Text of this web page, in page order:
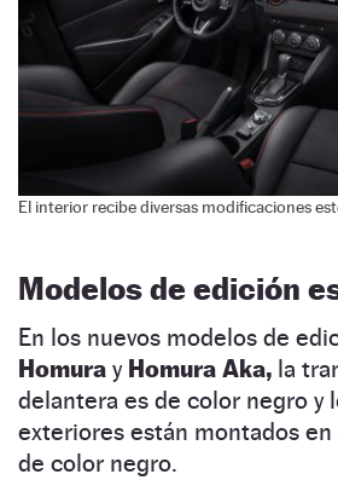
El interior recibe diversas modificaciones
Modelos de edición
En los nuevos modelos de
Homura y Homura Aka, la
delantera es de color negro y
exteriores están montados
de color negro.